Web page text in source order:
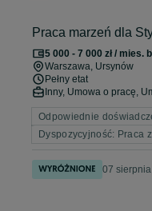
Praca marzeń dla
5 000 - 7 000 zł / mies.
Warszawa, Ursynów
Pełny etat
Inny, Umowa o pracę,
Odpowiednie
Dyspozycyjność: Praca
07